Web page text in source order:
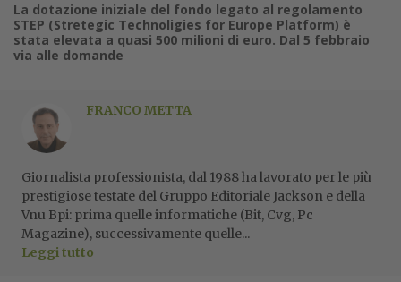
La dotazione iniziale del fondo legato al regolamento
STEP (Stretegic Technoligies for Europe Platform) è
stata elevata a quasi 500 milioni di euro. Dal 5 febbraio
via alle domande
FRANCO METTA
Giornalista professionista, dal 1988 ha lavorato per le più
prestigiose testate del Gruppo Editoriale Jackson e della
Vnu Bpi: prima quelle informatiche (Bit, Cvg, Pc
Magazine), successivamente quelle...
Leggi tutto